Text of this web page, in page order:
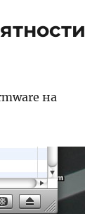
на